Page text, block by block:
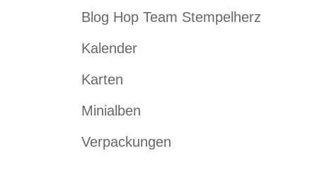
Blog Hop Team Stempelherz
Kalender
Karten
Minialben
Verpackungen